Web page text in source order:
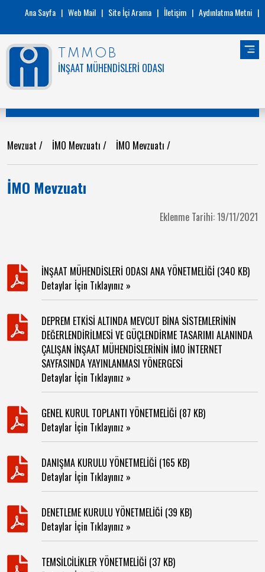
Ana Sayfa | Web Mail | Site İçi Arama | İletişim | Aydınlatma Metni |
TMMOB
İNŞAAT MÜHENDİSLERİ ODASI
Mevzuat / İMO Mevzuatı / İMO Mevzuatı /
İMO Mevzuatı
Eklenme Tarihi: 19/11/2021
İNŞAAT MÜHENDİSLERİ ODASI ANA YÖNETMELİĞİ (340 KB)
Detaylar İçin Tıklayınız »
DEPREM ETKİSİ ALTINDA MEVCUT BİNA SİSTEMLERİNİN
DEĞERLENDİRİLMESİ VE GÜÇLENDİRME TASARIMI ALANINDA
ÇALIŞAN İNŞAAT MÜHENDİSLERİNİN İMO İNTERNET
SAYFASINDA YAYINLANMASI YÖNERGESİ
Detaylar İçin Tıklayınız »
GENEL KURUL TOPLANTI YÖNETMELİĞİ (87 KB)
Detaylar İçin Tıklayınız »
DANIŞMA KURULU YÖNETMELİĞİ (165 KB)
Detaylar İçin Tıklayınız »
DENETLEME KURULU YÖNETMELİĞİ (39 KB)
Detaylar İçin Tıklayınız »
TEMSİLCİLİKLER YÖNETMELİĞİ (37 KB)